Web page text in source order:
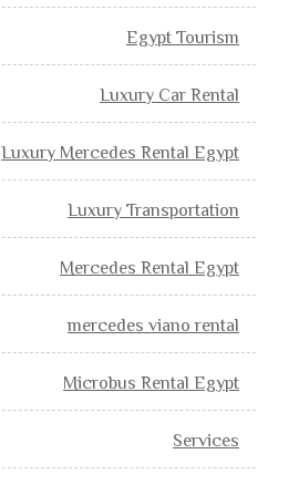
Egypt Tourism
Luxury Car Rental
Luxury Mercedes Rental Egypt
Luxury Transportation
Mercedes Rental Egypt
mercedes viano rental
Microbus Rental Egypt
Services